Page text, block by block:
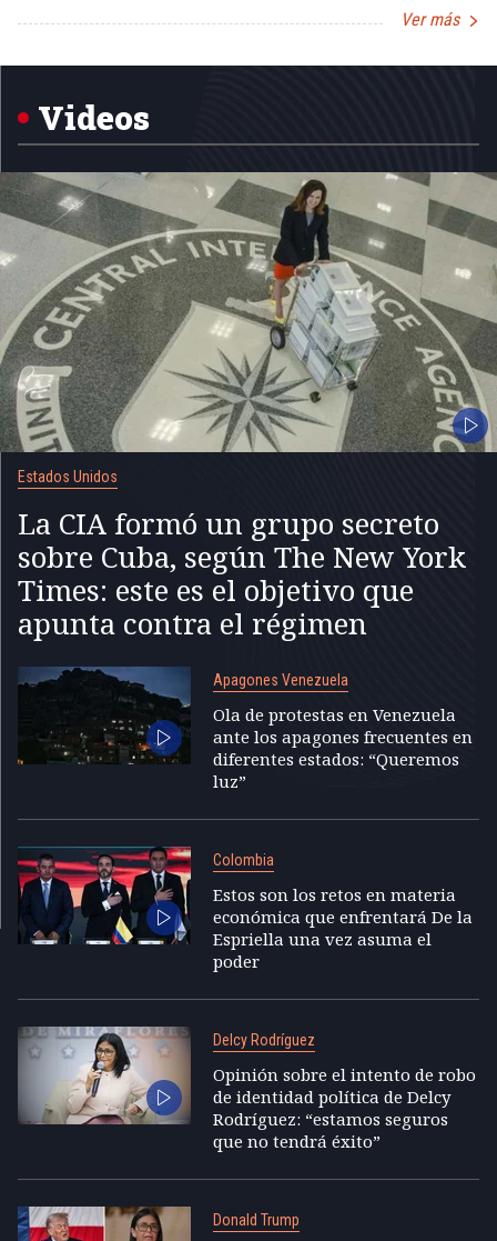
Ver más
Videos
Estados Unidos
La CIA formó un grupo secreto
sobre Cuba, según The New York
Times: este es el objetivo que
apunta contra el régimen
Apagones Venezuela
Ola de protestas en Venezuela
ante los apagones frecuentes en
diferentes estados: “Queremos
luz”
Colombia
Estos son los retos en materia
económica que enfrentará De la
Espriella una vez asuma el
poder
Delcy Rodríguez
Opinión sobre el intento de robo
de identidad política de Delcy
Rodríguez: “estamos seguros
que no tendrá éxito”
Donald Trump